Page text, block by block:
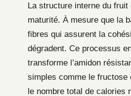
La structure interne du fruit
maturité. À mesure que la
fibres qui assurent la
dégradent. Ce processus
transforme l’amidon
simples comme le fructose
le nombre total de calories